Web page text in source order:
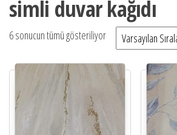
simli duvar kağıdı
6 sonucun tümü gösteriliyor